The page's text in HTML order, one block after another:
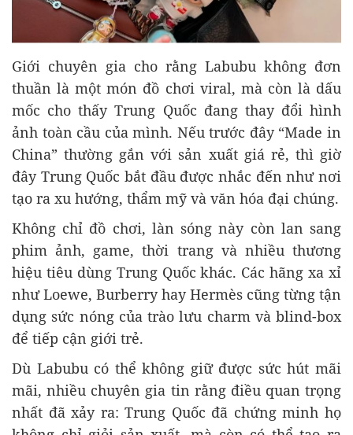
Giới chuyên gia cho rằng Labubu không đơn
thuần là một món đồ chơi viral, mà còn là dấu
mốc cho thấy Trung Quốc đang thay đổi hình
ảnh toàn cầu của mình. Nếu trước đây “Made in
China” thường gắn với sản xuất giá rẻ, thì giờ
đây Trung Quốc bắt đầu được nhắc đến như nơi
tạo ra xu hướng, thẩm mỹ và văn hóa đại chúng.
Không chỉ đồ chơi, làn sóng này còn lan sang
phim ảnh, game, thời trang và nhiều thương
hiệu tiêu dùng Trung Quốc khác. Các hãng xa xỉ
như Loewe, Burberry hay Hermès cũng từng tận
dụng sức nóng của trào lưu charm và blind-box
để tiếp cận giới trẻ.
Dù Labubu có thể không giữ được sức hút mãi
mãi, nhiều chuyên gia tin rằng điều quan trọng
nhất đã xảy ra: Trung Quốc đã chứng minh họ